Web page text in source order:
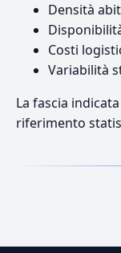
Densità
Costi
Variabilità
La fascia
riferimento